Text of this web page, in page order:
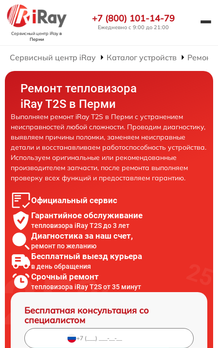
Сервисный центр iRayв
Перми
+7 (800) 101-14-79
Ежедневно с 9:00 до 21:00
Сервисный центр iRay Каталог устройств Ремонт
Ремонт тепловизора
iRay T2S в Перми
Выполняем ремонт iRay T2S в Перми с устранением
неисправностей любой сложности. Проводим диагностику,
выявляем причины поломки, заменяем неисправные
детали и восстанавливаем работоспособность устройства.
Используем оригинальные или рекомендованные
производителем запчасти, после ремонта выполняем
проверку всех функций и предоставляем гарантию.
Официальный сервис
Гарантийное обслуживание
тепловизора iRay T2S до 3 лет
Диагностика за наш счет,
ремонт по желанию
Бесплатный выезд курьера
в день обращения
Срочный ремонт
тепловизора iRay T2S от 35 минут
Бесплатная консультация со
специалистом